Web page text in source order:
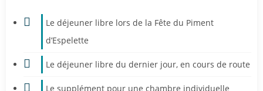
Le déjeuner libre lors de la Fête du Piment
d’Espelette
Le déjeuner libre du dernier jour, en cours de route
Le supplément pour une chambre individuelle